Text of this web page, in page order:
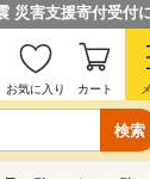
災害支援寄付受付
検索
お気に入り カート